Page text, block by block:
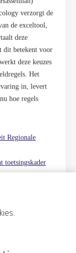
verzorgt de
de exceltool,
deze
dit betekent voor
deze keuzes
Het
in, levert
hoe regels
Regionale
toetsingskader